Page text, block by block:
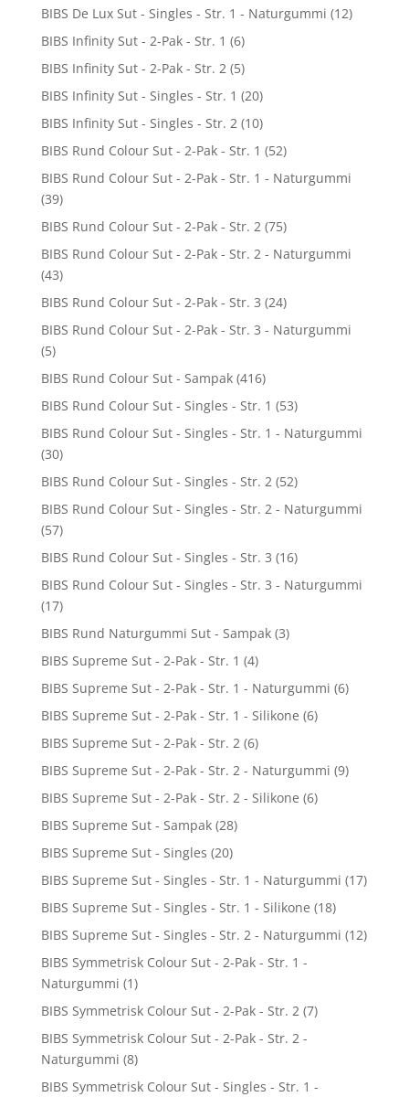
BIBS De Lux Sut - Singles - Str. 1 - Naturgummi (12)
BIBS Infinity Sut - 2-Pak - Str. 1 (6)
BIBS Infinity Sut - 2-Pak - Str. 2 (5)
BIBS Infinity Sut - Singles - Str. 1 (20)
BIBS Infinity Sut - Singles - Str. 2 (10)
BIBS Rund Colour Sut - 2-Pak - Str. 1 (52)
BIBS Rund Colour Sut - 2-Pak - Str. 1 - Naturgummi
(39)
BIBS Rund Colour Sut - 2-Pak - Str. 2 (75)
BIBS Rund Colour Sut - 2-Pak - Str. 2 - Naturgummi
(43)
BIBS Rund Colour Sut - 2-Pak - Str. 3 (24)
BIBS Rund Colour Sut - 2-Pak - Str. 3 - Naturgummi
(5)
BIBS Rund Colour Sut - Sampak (416)
BIBS Rund Colour Sut - Singles - Str. 1 (53)
BIBS Rund Colour Sut - Singles - Str. 1 - Naturgummi
(30)
BIBS Rund Colour Sut - Singles - Str. 2 (52)
BIBS Rund Colour Sut - Singles - Str. 2 - Naturgummi
(57)
BIBS Rund Colour Sut - Singles - Str. 3 (16)
BIBS Rund Colour Sut - Singles - Str. 3 - Naturgummi
(17)
BIBS Rund Naturgummi Sut - Sampak (3)
BIBS Supreme Sut - 2-Pak - Str. 1 (4)
BIBS Supreme Sut - 2-Pak - Str. 1 - Naturgummi (6)
BIBS Supreme Sut - 2-Pak - Str. 1 - Silikone (6)
BIBS Supreme Sut - 2-Pak - Str. 2 (6)
BIBS Supreme Sut - 2-Pak - Str. 2 - Naturgummi (9)
BIBS Supreme Sut - 2-Pak - Str. 2 - Silikone (6)
BIBS Supreme Sut - Sampak (28)
BIBS Supreme Sut - Singles (20)
BIBS Supreme Sut - Singles - Str. 1 - Naturgummi (17)
BIBS Supreme Sut - Singles - Str. 1 - Silikone (18)
BIBS Supreme Sut - Singles - Str. 2 - Naturgummi (12)
BIBS Symmetrisk Colour Sut - 2-Pak - Str. 1 -
Naturgummi (1)
BIBS Symmetrisk Colour Sut - 2-Pak - Str. 2 (7)
BIBS Symmetrisk Colour Sut - 2-Pak - Str. 2 -
Naturgummi (8)
BIBS Symmetrisk Colour Sut - Singles - Str. 1 -